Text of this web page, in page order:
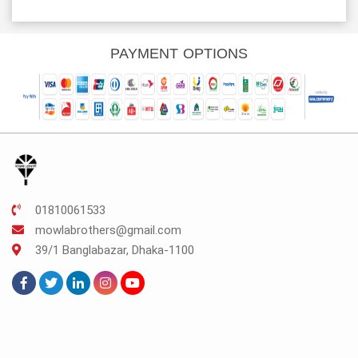
was:
is:
was:
is:
PAYMENT OPTIONS
01810061533
mowlabrothers@gmail.com
39/1 Banglabazar, Dhaka-1100